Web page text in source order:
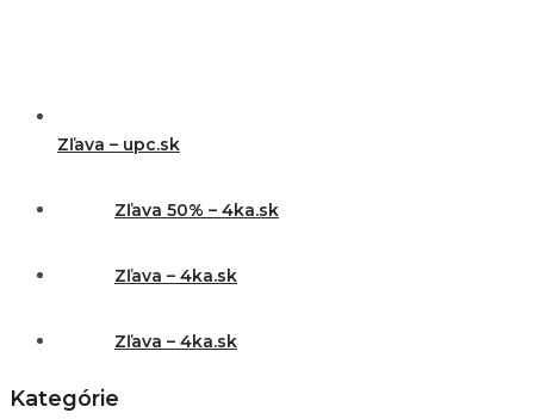
Zľava – upc.sk
Zľava 50% – 4ka.sk
Zľava – 4ka.sk
Zľava – 4ka.sk
Kategórie